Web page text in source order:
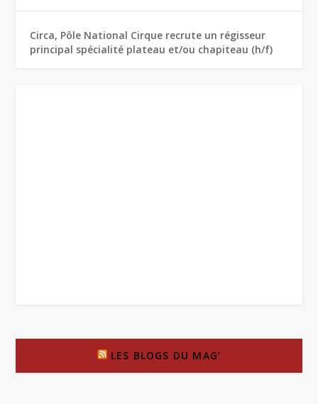
Circa, Pôle National Cirque recrute un régisseur
principal spécialité plateau et/ou chapiteau (h/f)
LES BLOGS DU MAG’